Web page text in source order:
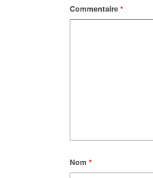
Commentaire *
Nom *